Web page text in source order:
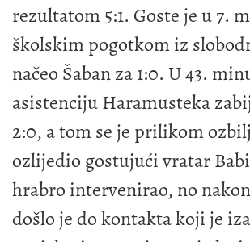
rezultatom 5:1. Goste je u 7.
školskim pogotkom iz
načeo Šaban za 1:0. U 43.
asistenciju Haramusteka
2:0, a tom se je prilikom
ozlijedio gostujući vratar
hrabro intervenirao, no
došlo je do kontakta koji je